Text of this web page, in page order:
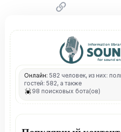
Ссылка
Онлайн: 582 человек, из них:
гостей: 582, а также
98 поисковых бота(ов)